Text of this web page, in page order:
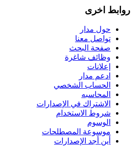
روابط اخرى
حول مدار
تواصل معنا
صفحة البحث
وظائف شاغرة
إعلانات
ادعم مدار
الحساب الشخصي
المحاسبه
الاشتراك في الإصدارات
شروط الاستخدام
الوسوم
موسوعة المصطلحات
أين أجد الإصدارات